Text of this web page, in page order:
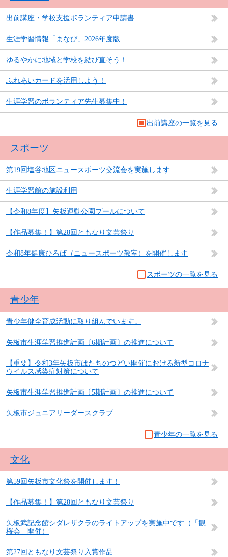
出前講座・学校支援ボランティア申請書
生涯学習情報「まなび」2026年度版
ゆるやかに地域と学校を結び直そう！
ふれあいカードを活用しよう！
生涯学習のボランティア先生募集中！
出前講座の一覧を見る
スポーツ
第19回塩谷地区ニュースポーツ交流会を実施します
生涯学習館の施設利用
【令和8年度】矢板運動公園プールについて
【作品募集！】第28回ともなり文芸祭り
令和8年健康ひろば（ニュースポーツ教室）を開催します
スポーツの一覧を見る
青少年
青少年健全育成活動に取り組んでいます。
矢板市生涯学習推進計画〔6期計画〕の推進について
【重要】令和3年矢板市はたちのつどい開催における新型コロナ
ウイルス感染症対策について
矢板市生涯学習推進計画〔5期計画〕の推進について
矢板市ジュニアリーダースクラブ
青少年の一覧を見る
文化
第59回矢板市文化祭を開催します！
【作品募集！】第28回ともなり文芸祭り
矢板武記念館シダレザクラのライトアップを実施中です（「観
桜会」開催）
第27回ともなり文芸祭り入賞作品